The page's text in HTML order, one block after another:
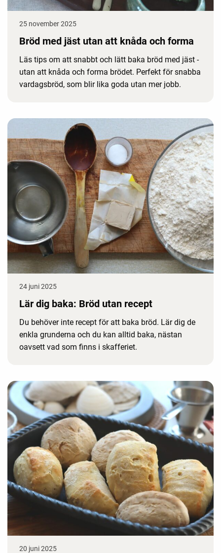
25 november 2025
Bröd med jäst utan att knåda och forma
Läs tips om att snabbt och lätt baka bröd med jäst -
utan att knåda och forma brödet. Perfekt för snabba
vardagsbröd, som blir lika goda utan mer jobb.
24 juni 2025
Lär dig baka: Bröd utan recept
Du behöver inte recept för att baka bröd. Lär dig de
enkla grunderna och du kan alltid baka, nästan
oavsett vad som finns i skafferiet.
20 juni 2025